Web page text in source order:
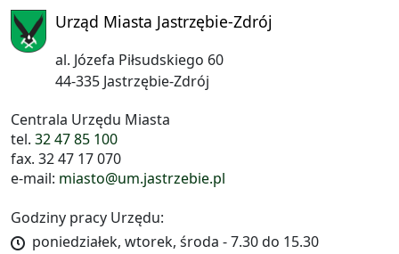
Urząd Miasta Jastrzębie-Zdrój
al. Józefa Piłsudskiego 60
44-335 Jastrzębie-Zdrój
Centrala Urzędu Miasta
tel. 32 47 85 100
fax. 32 47 17 070
e-mail: miasto@um.jastrzebie.pl
Godziny pracy Urzędu:
poniedziałek, wtorek, środa - 7.30 do 15.30